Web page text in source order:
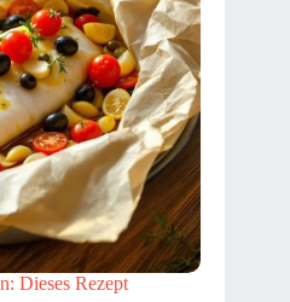
Dieses Rezept